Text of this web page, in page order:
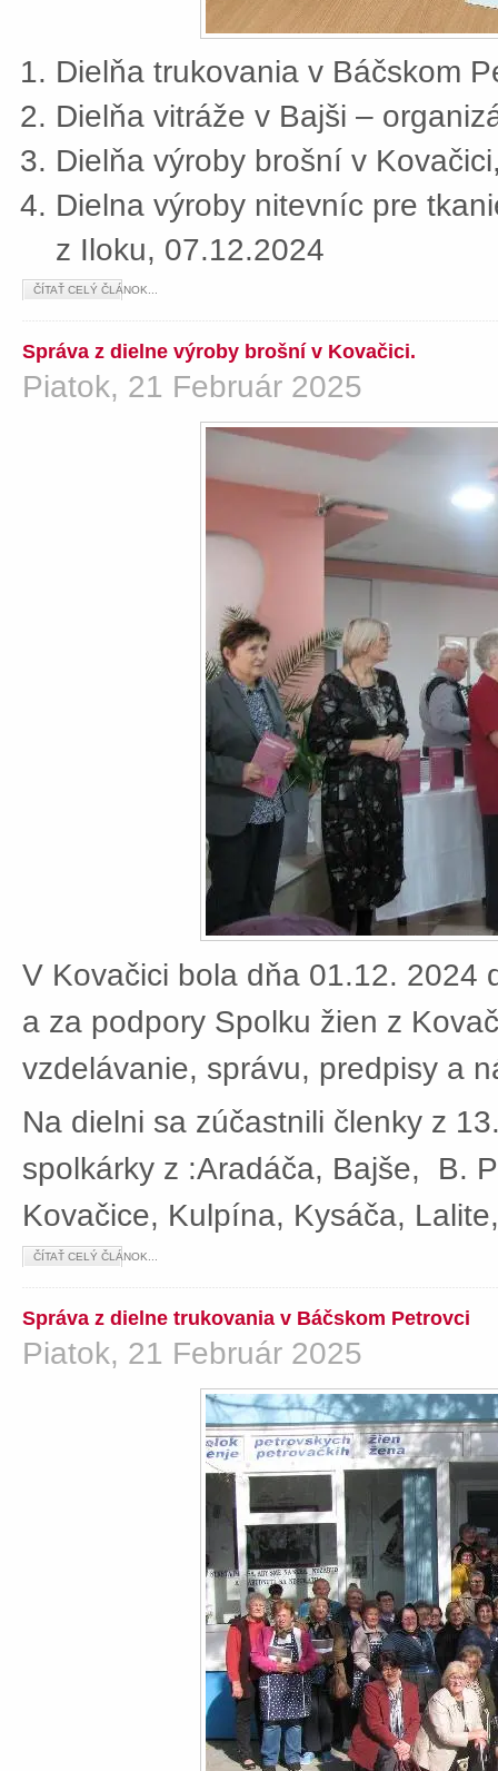
Dielňa trukovania v Báčskom
Dielňa vitráže v Bajši –
Dielňa výroby brošní v
Dielna výroby nitevníc pre
z Iloku, 07.12.2024
ČÍTAŤ CELÝ ČLÁNOK...
Správa z dielne výroby brošní v Kovačici.
Piatok, 21 Február 2025
V Kovačici bola dňa 01.12. 2024
a za podpory Spolku žien z
vzdelávanie, správu, predpisy a
Na dielni sa zúčastnili členky z
spolkárky z :Aradáča, Bajše, B.
Kovačice, Kulpína, Kysáča,
ČÍTAŤ CELÝ ČLÁNOK...
Správa z dielne trukovania v Báčskom Petrovci
Piatok, 21 Február 2025